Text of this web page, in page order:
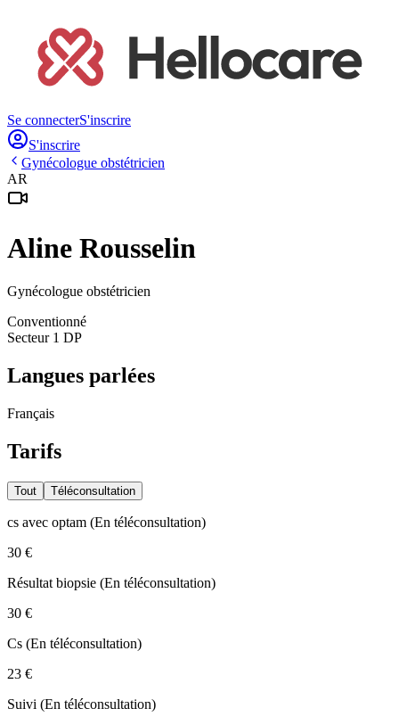
Se connecterS'inscrire
S'inscrire
Gynécologue obstétricien
AR
Aline Rousselin
Gynécologue obstétricien
Conventionné
Secteur 1 DP
Langues parlées
Français
Tarifs
Tout Téléconsultation
cs avec optam (En téléconsultation)
30 €
Résultat biopsie (En téléconsultation)
30 €
Cs (En téléconsultation)
23 €
Suivi (En téléconsultation)